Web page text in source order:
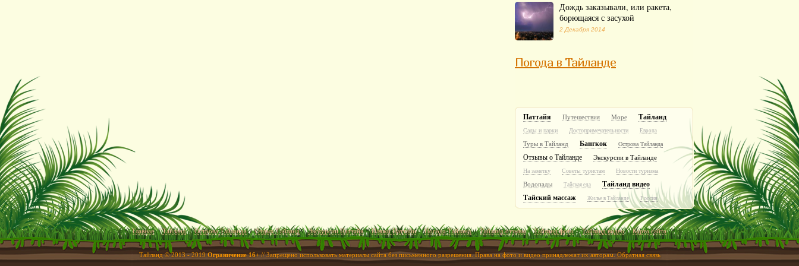
Дождь заказывали, или ракета,
борющаяся с засухой
2 Декабря 2014
Погода в Тайланде
Паттайя Путешествия Море Тайланд
Сады и парки Достопримечательности Европа
Туры в Тайланд Бангкок Острова Тайланда
Отзывы о Тайланде Экскурсии в Тайланде
На заметку Советы туристам Новости туризма
Водопады Тайская еда
Тайланд видео
Тайский массаж
Жилье в Тайланде Россия
Главная Тайланд Острова Тайланда Отдых Тайланд Экскурсии Паттайя Пляжи Паттайи Погода Тайланд Тайланд отзывы Тайланд фото Тайланд видео Карта сайта
Тайланд © 2013 - 2019Ограничение 16+// Запрещено использовать материалы сайта без письменного разрешения. Права на фото и видео принадлежат их авторам.Обратная связь